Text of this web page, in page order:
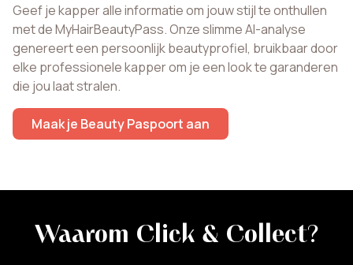
Geef je kapper alle informatie om jouw stijl te onthullen
met de MyHairBeautyPass. Onze slimme AI-analyse
genereert een persoonlijk beautyprofiel, bruikbaar door
elke professionele kapper om je een look te garanderen
die jou laat stralen.
Maak je Beauty Paspoort aan
Waarom Click & Collect?